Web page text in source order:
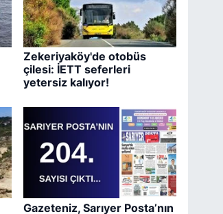
Zekeriyaköy'de otobüs
çilesi: İETT seferleri
yetersiz kalıyor!
Gazeteniz, Sarıyer Posta’nın